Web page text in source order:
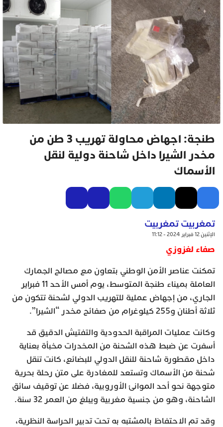
طنجة: اجهاض محاولة تهريب 3 طن من
مخدر الشيرا داخل شاحنة دولية لنقل
الأسماك
تمغربيت تمغربيت
الإثنين 12 فبراير 2024 - 11:12
صفاء لغزوزي
تمكنت عناصر الأمن الوطني بتعاون مع مصالح الجمارك
العاملة بميناء طنجة المتوسط، يوم أمس الأحد 11 فبراير
الجاري، من إجهاض عملية للتهريب الدولي لشحنة تتكون من
ثلاثة أطنان و255 كيلوغرام من صفائح مخدر “الشيرا”.
وكانت عمليات المراقبة الحدودية والتفتيش الدقيق قد
أسفرت عن ضبط هذه الشحنة من المخدرات مخبأة بعناية
داخل مقطورة شاحنة للنقل الدولي للبضائع، كانت تنقل
شحنة من الأسماك وتستعد للمغادرة على متن رحلة بحرية
متوجهة نحو أحد الموانئ الأوروبية، فضلا عن توقيف سائق
الشاحنة، وهو من جنسية مغربية ويبلغ من العمر 32 سنة.
وقد تم الاحتفاظ بالمشتبه به تحت تدبير الحراسة النظرية،